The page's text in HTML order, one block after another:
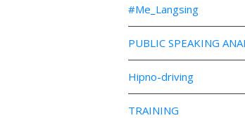
#Me_Langsing
PUBLIC SPEAKING
Hipno-driving
TRAINING